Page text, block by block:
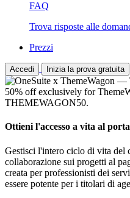
FAQ
Trova risposte alle
Prezzi
Accedi Inizia la prova gratuita
Ottieni l'accesso a vita al
Gestisci l'intero ciclo di vita del
collaborazione sui progetti al
creata per professionisti dei
essere potente per i titolari di